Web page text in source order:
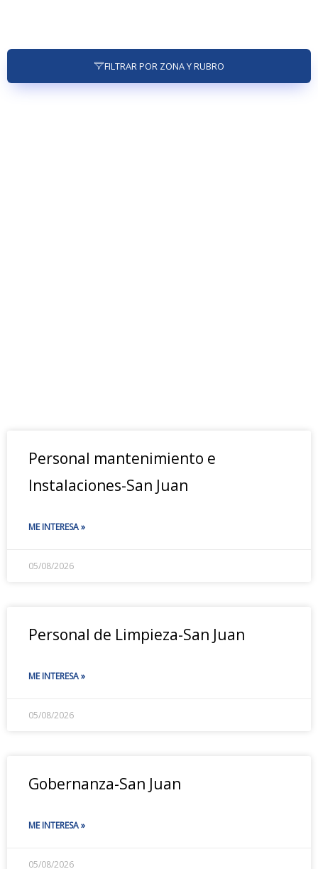
FILTRAR POR ZONA Y RUBRO
Personal mantenimiento e
Instalaciones-San Juan
ME INTERESA »
05/08/2026
Personal de Limpieza-San Juan
ME INTERESA »
05/08/2026
Gobernanza-San Juan
ME INTERESA »
05/08/2026